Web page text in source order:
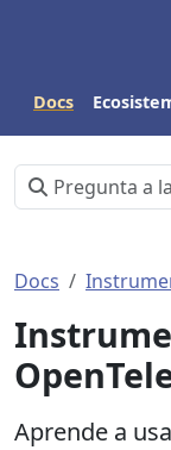
Docs
Docs
Aprende a